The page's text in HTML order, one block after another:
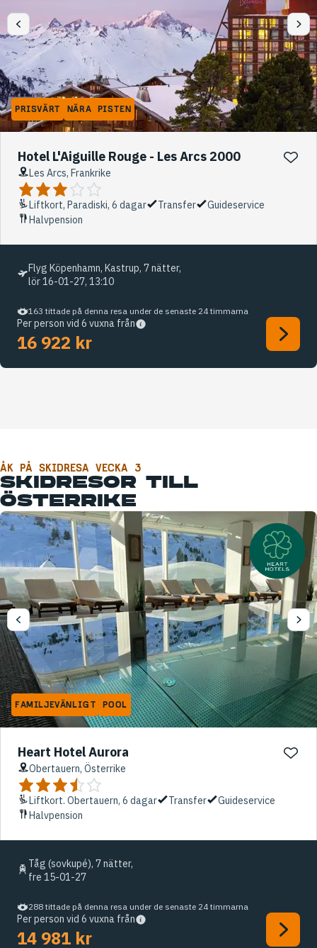
PRISVÄRT NÄRA PISTEN
Hotel L'Aiguille Rouge - Les Arcs 2000
Les Arcs, Frankrike
Liftkort, Paradiski, 6 dagar Transfer
Guideservice
Halvpension
Flyg Köpenhamn, Kastrup, 7 nätter,
lör 16-01-27, 13:10
163 tittade på denna resa under de senaste 24 timmarna
Per person vid 6 vuxna från
16 922 kr
ÅK PÅ SKIDRESA VECKA 3
SKIDRESOR TILL
ÖSTERRIKE
FAMILJEVÄNLIGT POOL
Heart Hotel Aurora
Obertauern, Österrike
Liftkort. Obertauern, 6 dagar Transfer
Guideservice
Halvpension
Tåg (sovkupé), 7 nätter,
fre 15-01-27
288 tittade på denna resa under de senaste 24 timmarna
Per person vid 6 vuxna från
14 981 kr